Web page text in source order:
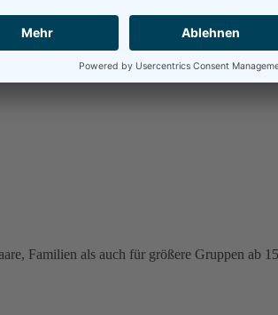
Familien als auch für größere Gruppen ab